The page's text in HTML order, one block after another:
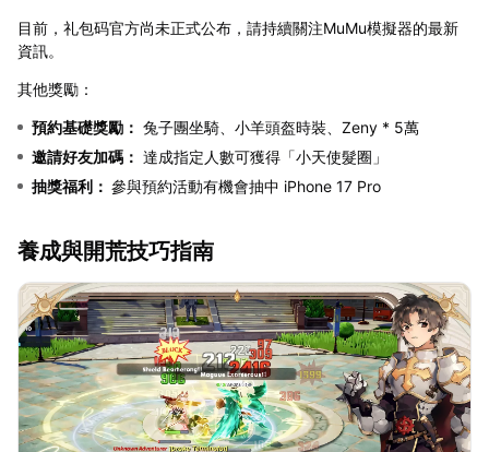
目前，礼包码官方尚未正式公布，請持續關注MuMu模擬器的最新
資訊。
其他獎勵：
預約基礎獎勵： 兔子團坐騎、小羊頭盔時裝、Zeny * 5萬
邀請好友加碼： 達成指定人數可獲得「小天使髮圈」
抽獎福利： 參與預約活動有機會抽中 iPhone 17 Pro
養成與開荒技巧指南